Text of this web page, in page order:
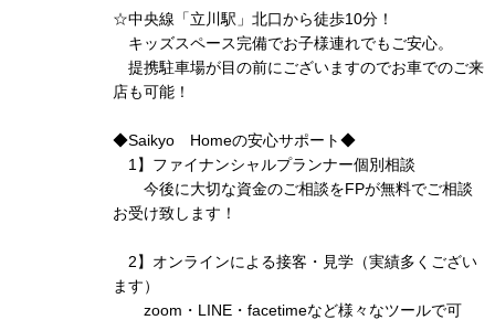
☆中央線「立川駅」北口から徒歩10分！
キッズスペース完備でお子様連れでもご安心。
提携駐車場が目の前にございますのでお車でのご来
店も可能！
◆Saikyo Homeの安心サポート◆
1】ファイナンシャルプランナー個別相談
今後に大切な資金のご相談をFPが無料でご相談
お受け致します！
2】オンラインによる接客・見学（実績多くござい
ます）
zoom・LINE・facetimeなど様々なツールで可